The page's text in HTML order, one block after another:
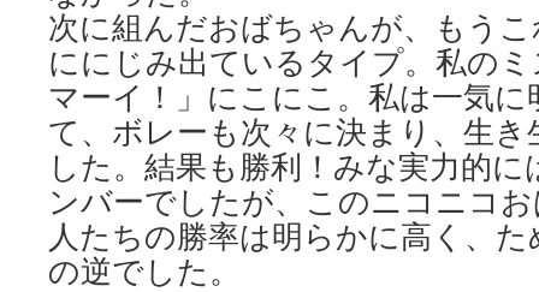
次に組んだおばちゃんが、もう
ににじみ出ているタイプ。私の
マーイ！」にこにこ。私は一気
て、ボレーも次々に決まり、生
した。結果も勝利！みな実力的
ンバーでしたが、このニコニコ
人たちの勝率は明らかに高く、
の逆でした。